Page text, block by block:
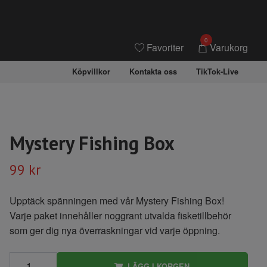
Favoriter
0
Varukorg
Köpvillkor Kontakta oss TikTok-Live
Mystery Fishing Box
99 kr
Upptäck spänningen med vår Mystery Fishing Box!
Varje paket innehåller noggrant utvalda fisketillbehör
som ger dig nya överraskningar vid varje öppning.